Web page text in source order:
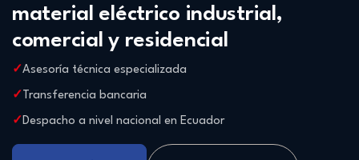
material eléctrico industrial,
comercial y residencial
Asesoría técnica especializada
Transferencia bancaria
Despacho a nivel nacional en Ecuador